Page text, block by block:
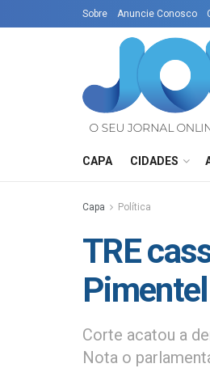
Sobre Anuncie Conosco
CAPA CIDADES
Capa Política
TRE
Pimentel
Corte acatou a
Nota o